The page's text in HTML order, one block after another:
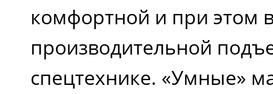
комфортной и при этом
производительной
спецтехнике. «Умные»